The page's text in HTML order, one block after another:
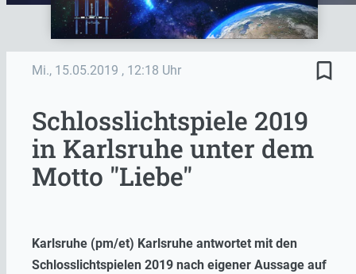
Mi., 15.05.2019 , 12:18 Uhr bookmark_border
Schlosslichtspiele 2019
in Karlsruhe unter dem
Motto "Liebe"
Karlsruhe (pm/et) Karlsruhe antwortet mit den
Schlosslichtspielen 2019 nach eigener Aussage auf